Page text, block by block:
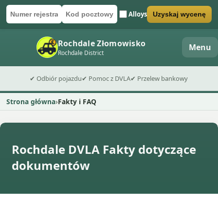
Numer rejestracyjny
Kod pocztowyAlloys
Wyślij formularz wyceny Uzyskaj wycenę
Rochdale Złomowisko
Rochdale District Menu
✔ Odbiór pojazdu✔ Pomoc z DVLA✔ Przelew bankowy
Strona główna Fakty i FAQ
Rochdale DVLA Fakty dotyczące
dokumentów